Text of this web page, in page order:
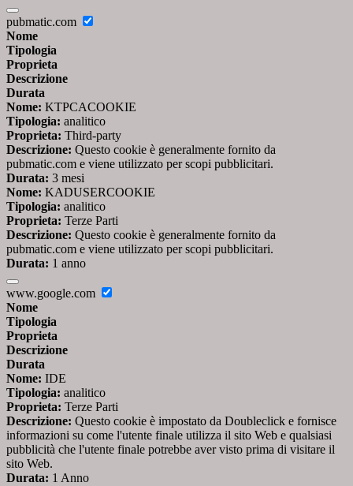
pubmatic.com
Nome
Tipologia
Proprieta
Descrizione
Durata
Nome: KTPCACOOKIE
Tipologia: analitico
Proprieta: Third-party
Descrizione: Questo cookie è generalmente fornito da
pubmatic.com e viene utilizzato per scopi pubblicitari.
Durata: 3 mesi
Nome: KADUSERCOOKIE
Tipologia: analitico
Proprieta: Terze Parti
Descrizione: Questo cookie è generalmente fornito da
pubmatic.com e viene utilizzato per scopi pubblicitari.
Durata: 1 anno
www.google.com
Nome
Tipologia
Proprieta
Descrizione
Durata
Nome: IDE
Tipologia: analitico
Proprieta: Terze Parti
Descrizione: Questo cookie è impostato da Doubleclick e fornisce
informazioni su come l'utente finale utilizza il sito Web e qualsiasi
pubblicità che l'utente finale potrebbe aver visto prima di visitare il
sito Web.
Durata: 1 Anno